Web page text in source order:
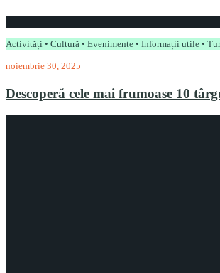
Activități • Cultură • Evenimente • Informații utile •
noiembrie 30, 2025
Descoperă cele mai frumoase 10